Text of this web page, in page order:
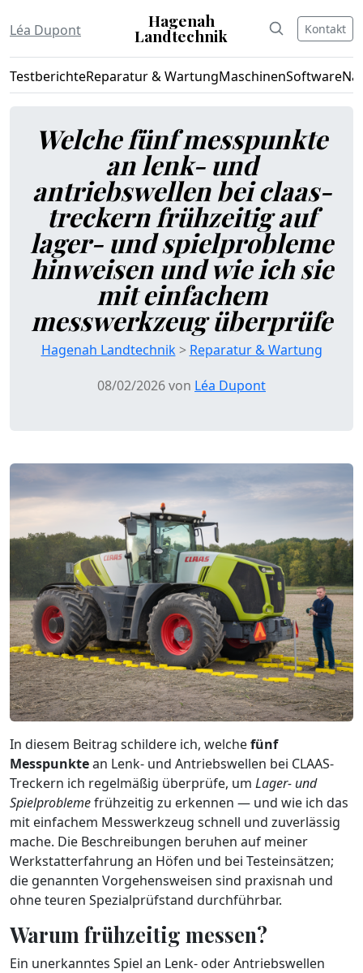
Léa Dupont Hagenah
Landtechnik Kontakt
TestberichteReparatur & WartungMaschinenSoftware
Welche fünf messpunkte
an lenk- und
antriebswellen bei claas-
treckern frühzeitig auf
lager- und spielprobleme
hinweisen und wie ich sie
mit einfachem
messwerkzeug überprüfe
Hagenah Landtechnik> Reparatur & Wartung
08/02/2026 von Léa Dupont
In diesem Beitrag schildere ich, welchefünf
Messpunktean Lenk- und Antriebswellen bei CLAAS-
Treckern ich regelmäßig überprüfe, um Lager- und
Spielproblemefrühzeitig zu erkennen — und wie ich das
mit einfachem Messwerkzeug schnell und zuverlässig
mache. Die Beschreibungen beruhen auf meiner
Werkstatterfahrung an Höfen und bei Testeinsätzen;
die genannten Vorgehensweisen sind praxisnah und
ohne teuren Spezialprüfstand durchführbar.
Warum frühzeitig messen?
Ein unerkanntes Spiel an Lenk- oder Antriebswellen